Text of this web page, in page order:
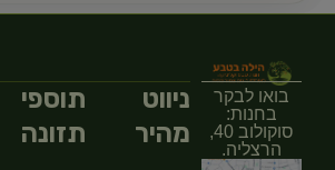
בואו לבקר
בחנות:
סוקולוב 40,
הרצליה.
ניווט
מהיר
תוספי
תזונה